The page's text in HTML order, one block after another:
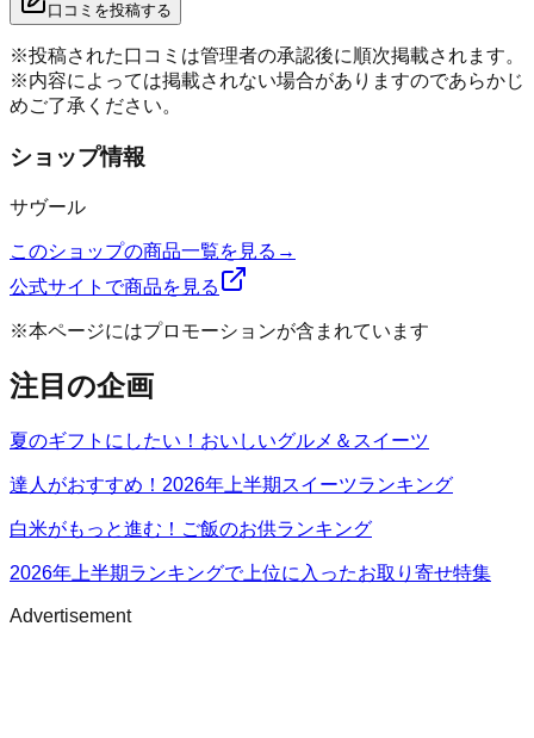
口コミを投稿する
※投稿された口コミは管理者の承認後に順次掲載されます。
※内容によっては掲載されない場合がありますのであらかじ
めご了承ください。
ショップ情報
サヴール
このショップの商品一覧を見る →
公式サイトで商品を見る
※本ページにはプロモーションが含まれています
注目の企画
夏のギフトにしたい！おいしいグルメ＆スイーツ
達人がおすすめ！2026年上半期スイーツランキング
白米がもっと進む！ご飯のお供ランキング
2026年上半期ランキングで上位に入ったお取り寄せ特集
Advertisement